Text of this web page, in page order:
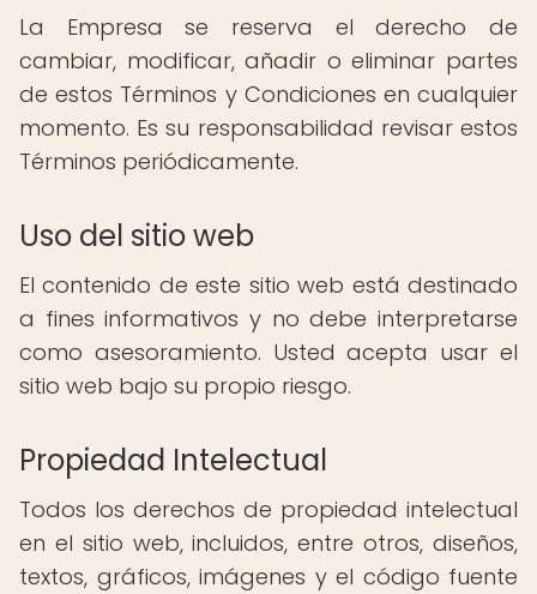
La Empresa se reserva el derecho de
cambiar, modificar, añadir o eliminar partes
de estos Términos y Condiciones en cualquier
momento. Es su responsabilidad revisar estos
Términos periódicamente.
Uso del sitio web
El contenido de este sitio web está destinado
a fines informativos y no debe interpretarse
como asesoramiento. Usted acepta usar el
sitio web bajo su propio riesgo.
Propiedad Intelectual
Todos los derechos de propiedad intelectual
en el sitio web, incluidos, entre otros, diseños,
textos, gráficos, imágenes y el código fuente